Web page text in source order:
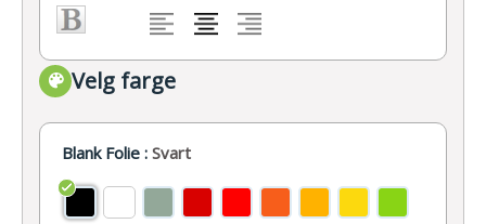
Velg farge
Blank Folie : Svart